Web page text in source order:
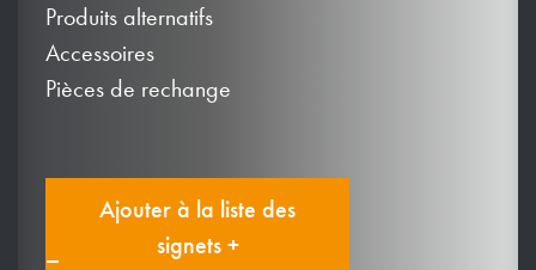
Produits alternatifs
Accessoires
Pièces de rechange
Ajouter à la liste des
signets +